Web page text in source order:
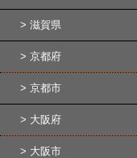
滋賀県
京都府
京都市
大阪府
大阪市